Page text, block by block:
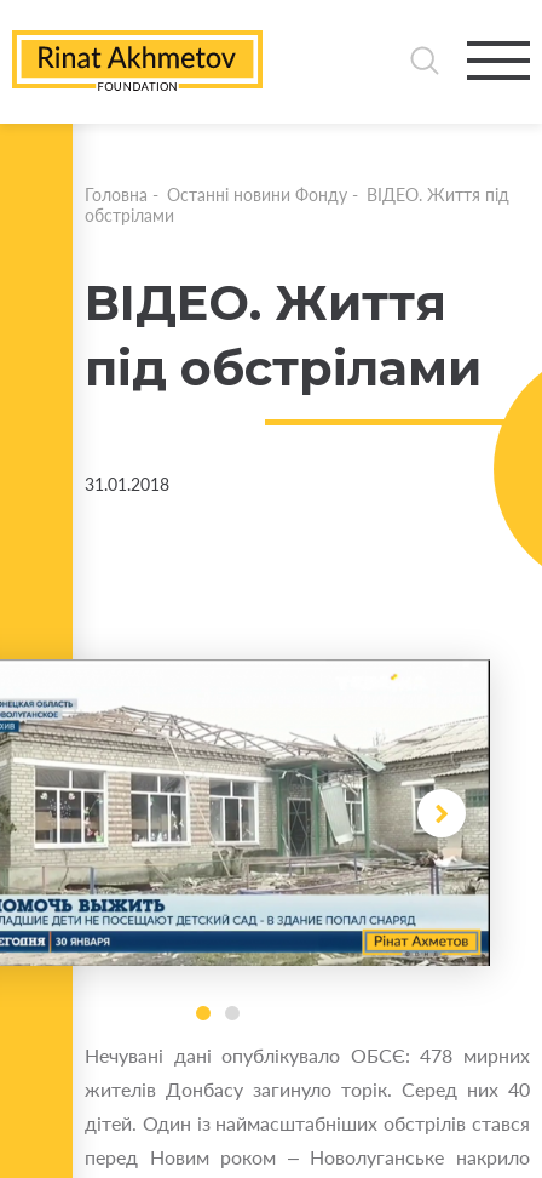
Головна - Останні новини Фонду - ВІДЕО. Життя під
обстрілами
ВІДЕО. Життя
під обстрілами
31.01.2018
Нечувані дані опублікувало ОБСЄ: 478 мирних
жителів Донбасу загинуло торік. Серед них 40
дітей. Один із наймасштабніших обстрілів стався
перед Новим роком – Новолуганське накрило